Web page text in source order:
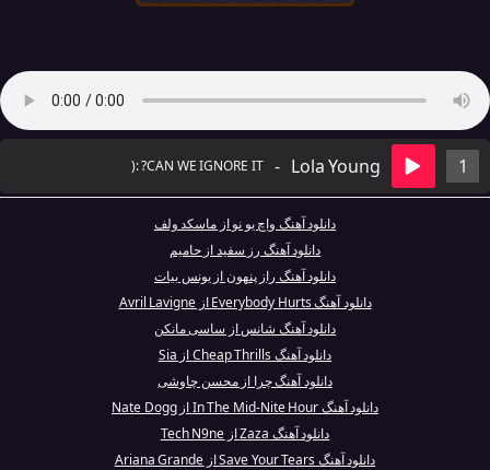
1
Lola Young
-
CAN WE IGNORE IT? :(
دانلود آهنگ واچ یو نو از ماسکد ولف
دانلود آهنگ رز سفید از حامیم
دانلود آهنگ راز پنهون از یونس بیات
دانلود آهنگ Everybody Hurts از Avril Lavigne
دانلود آهنگ شانس از ساسی مانکن
دانلود آهنگ Cheap Thrills از Sia
دانلود آهنگ چرا از محسن چاوشی
دانلود آهنگ In The Mid-Nite Hour از Nate Dogg
دانلود آهنگ Zaza از Tech N9ne
دانلود آهنگ Save Your Tears از Ariana Grande